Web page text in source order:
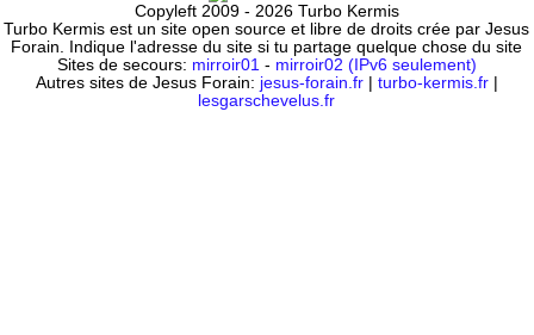
Copyleft 2009 - 2026 Turbo Kermis
Turbo Kermis est un site open source et libre de droits crée par Jesus
Forain. Indique l'adresse du site si tu partage quelque chose du site
Sites de secours: mirroir01 - mirroir02 (IPv6 seulement)
Autres sites de Jesus Forain: jesus-forain.fr| turbo-kermis.fr|
lesgarschevelus.fr